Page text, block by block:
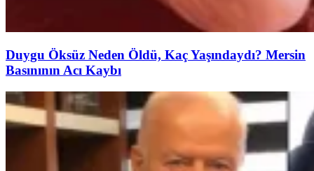
Duygu Öksüz Neden Öldü, Kaç Yaşındaydı? Mersin
Basınının Acı Kaybı